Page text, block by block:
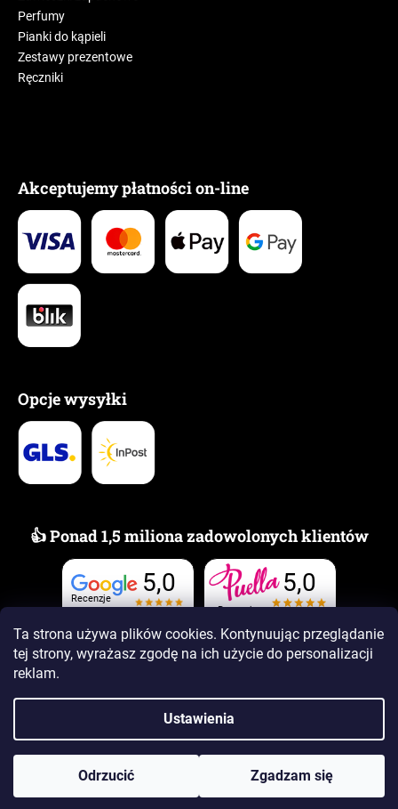
Ta strona używa plików cookies. Kontynuując przeglądanie
tej strony, wyrażasz zgodę na ich użycie do personalizacji
reklam.
Ustawienia
Odrzucić Zgadzam się
Perfumy
Pianki do kąpieli
Zestawy prezentowe
Ręczniki
Akceptujemy płatności on-line
Opcje wysyłki
👍 Ponad 1,5 miliona zadowolonych klientów
Recenzje
5,0
Recenzje
5,0
Copyright 2026www.PUELLAzapachy.pl. Wszystkie prawa